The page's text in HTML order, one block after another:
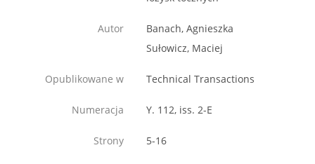
Autor
Banach, Agnieszka
Sułowicz, Maciej
Opublikowane w Technical Transactions
Numeracja Y. 112, iss. 2-E
Strony 5-16